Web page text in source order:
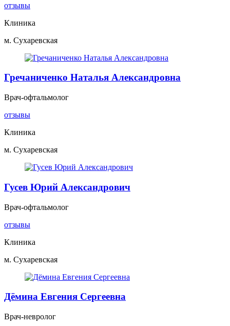
отзывы
Клиника
м. Сухаревская
Гречаниченко Наталья Александровна
Врач-офтальмолог
отзывы
Клиника
м. Сухаревская
Гусев Юрий Александрович
Врач-офтальмолог
отзывы
Клиника
м. Сухаревская
Дёмина Евгения Сергеевна
Врач-невролог